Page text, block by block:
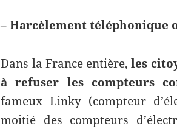
– Harcèlement téléphonique
Dans la France entière, les
à refuser les compteurs
fameux Linky (compteur
moitié des compteurs